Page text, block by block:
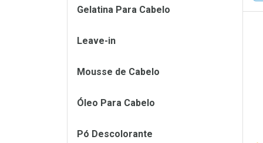
Gelatina Para Cabelo
Leave-in
Mousse de Cabelo
Óleo Para Cabelo
Pó Descolorante